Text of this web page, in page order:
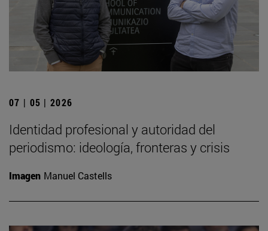
07 | 05 | 2026
Identidad profesional y autoridad del
periodismo: ideología, fronteras y crisis
Imagen Manuel Castells